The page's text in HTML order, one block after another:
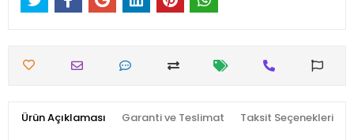
Ürün Açıklaması Garanti ve Teslimat Taksit Seçenekleri